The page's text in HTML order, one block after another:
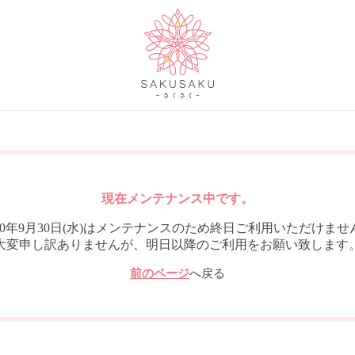
現在メンテナンス中です。
年9月30日(水)はメンテナンスのため終日ご利用いただけませ
変申し訳ありませんが、明日以降のご利用をお願い致します
前のページへ戻る